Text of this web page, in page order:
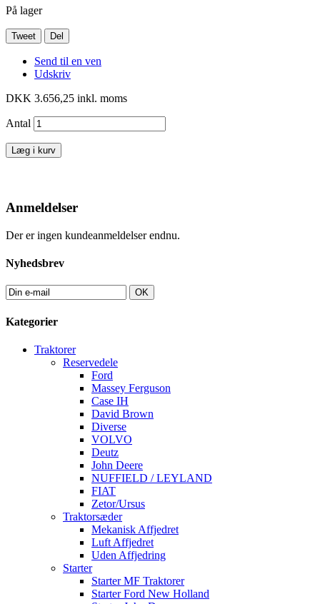
På lager
Tweet Del
Send til en ven
Udskriv
DKK 3.656,25 inkl. moms
Antal
Læg i kurv
Anmeldelser
Der er ingen kundeanmeldelser endnu.
Nyhedsbrev
OK
Kategorier
Traktorer
Reservedele
Ford
Massey Ferguson
Case IH
David Brown
Diverse
VOLVO
Deutz
John Deere
NUFFIELD / LEYLAND
FIAT
Zetor/Ursus
Traktorsæder
Mekanisk Affjedret
Luft Affjedret
Uden Affjedring
Starter
Starter MF Traktorer
Starter Ford New Holland